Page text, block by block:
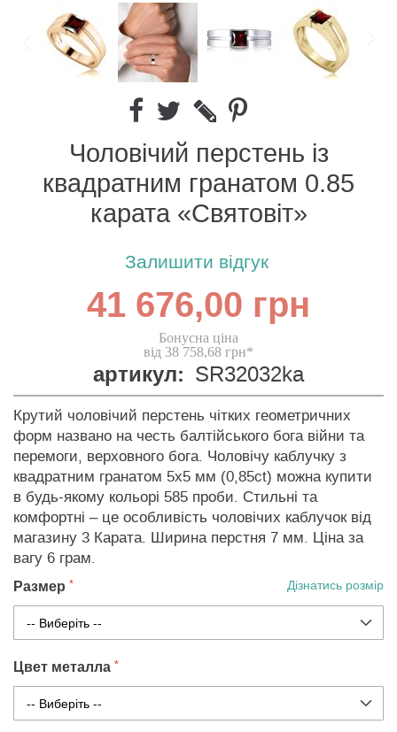
Чоловічий перстень із
квадратним гранатом 0.85
карата «Святовіт»
Залишити відгук
41 676,00 грн
Бонусна ціна
від 38 758,68 грн*
артикул: SR32032ka
Крутий чоловічий перстень чітких геометричних
форм названо на честь балтійського бога війни та
перемоги, верховного бога. Чоловічу каблучку з
квадратним гранатом 5х5 мм (0,85ct) можна купити
в будь-якому кольорі 585 проби. Стильні та
комфортні – це особливість чоловічих каблучок від
магазину 3 Карата. Ширина перстня 7 мм. Ціна за
вагу 6 грам.
Размер Дізнатись розмір
Цвет металла